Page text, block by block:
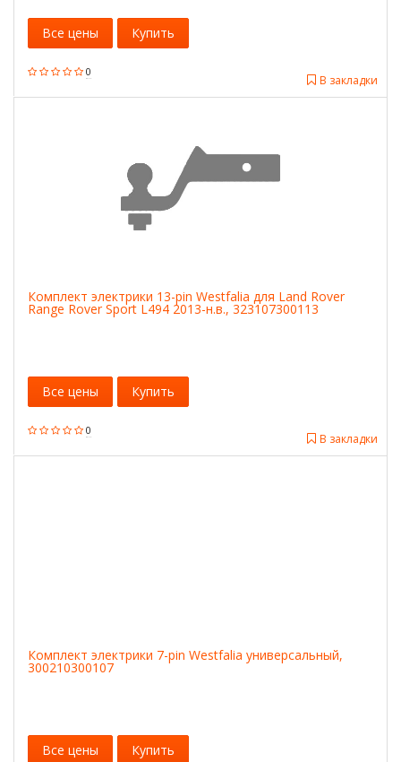
0
В закладки
Все цены Купить
Комплект электрики 13-pin Westfalia для Land Rover
Range Rover Sport L494 2013-н.в., 323107300113
0
В закладки
Все цены Купить
Комплект электрики 7-pin Westfalia универсальный,
300210300107
Все цены Купить